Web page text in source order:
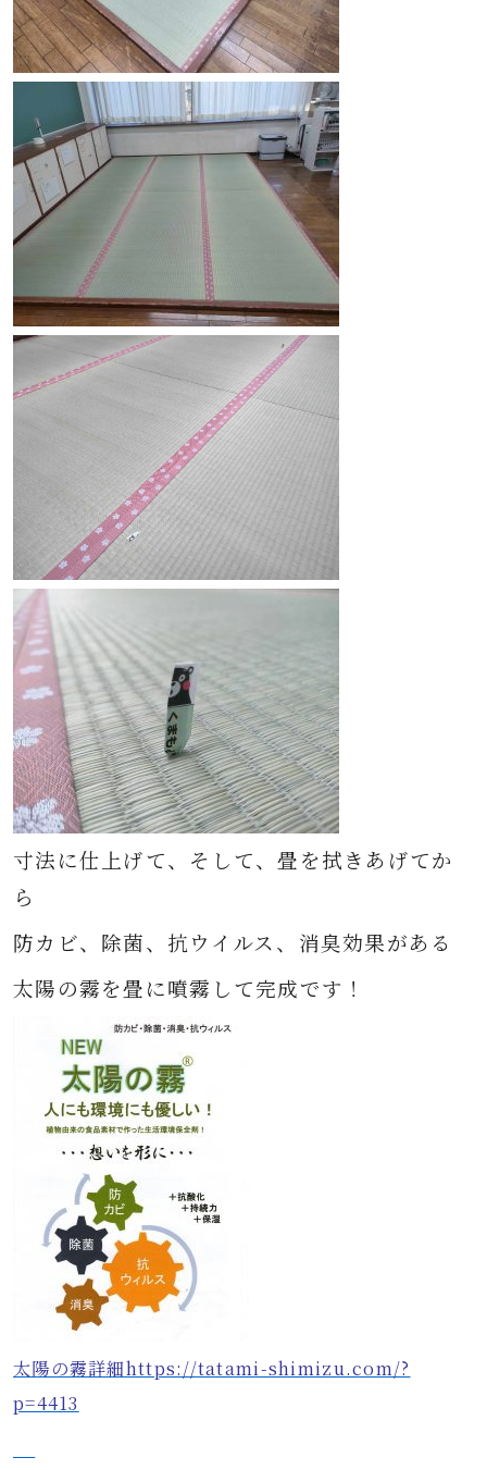
寸法に仕上げて、そして、畳を拭きあげてか
ら
防カビ、除菌、抗ウイルス、消臭効果がある
太陽の霧を畳に噴霧して完成です！
太陽の霧詳細https://tatami-shimizu.com/?
p=4413